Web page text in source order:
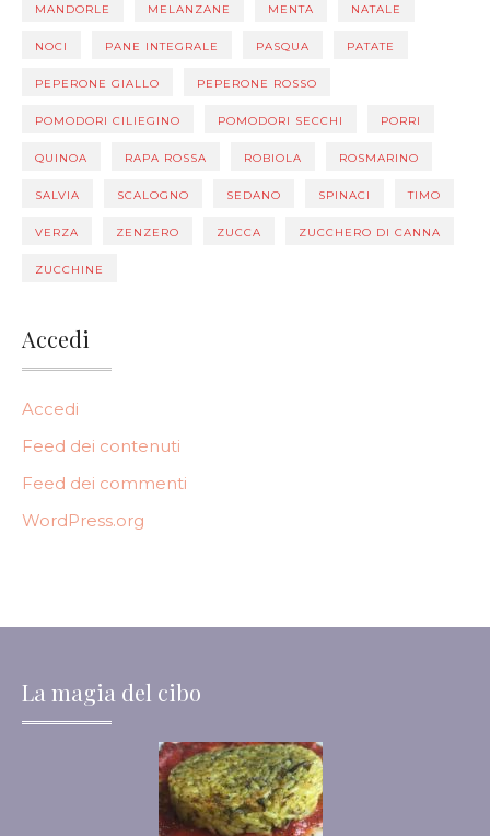
MANDORLE MELANZANE MENTA NATALE
NOCI PANE INTEGRALE PASQUA PATATE
PEPERONE GIALLO PEPERONE ROSSO
POMODORI CILIEGINO POMODORI SECCHI PORRI
QUINOA RAPA ROSSA ROBIOLA ROSMARINO
SALVIA SCALOGNO SEDANO SPINACI TIMO
VERZA ZENZERO ZUCCA ZUCCHERO DI CANNA
ZUCCHINE
Accedi
Accedi
Feed dei contenuti
Feed dei commenti
WordPress.org
La magia del cibo